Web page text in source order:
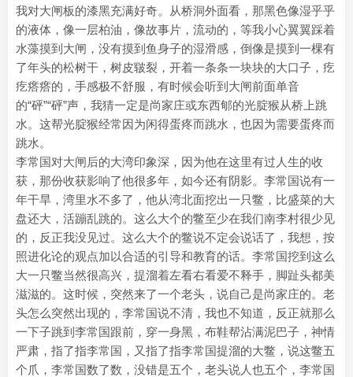
我对大闸板的漆黑充满好奇。从桥洞外面看，那黑色像湿乎乎
的液体，像一层柏油，像故事片，流动的，等我小心翼翼踩着
水藻摸到大闸，没有摸到鱼身子的湿滑感，倒像是摸到一棵有
了年头的松树干，树皮皲裂，开着一条条一块块的大口子，疙
疙瘩瘩的，手感极不舒服，有时候会听到大闸前面单音
的“砰”“砰”声，我猜一定是尚家庄或东西郇的光腚猴从桥上跳
水。这帮光腚猴经常因为闲得蛋疼而跳水，也因为需要蛋疼而
跳水。
李常国对大闸后的大湾印象深，因为他在这里有过人生的收
获，那份收获影响了他很多年，如今还有阴影。李常国说有一
年干旱，湾里水不多了，他从湾北面挖出一只鳖，比盛菜的大
盘还大，活蹦乱跳的。这么大个的鳖至少在我们南李村很少见
的，反正我没见过。这么大个的鳖说不定会说话了，我想，按
照进化论的观点加以合适的引导和教育的话。李常国挖到这么
大一只鳖当然很高兴，提溜着左看右看爱不释手，脚趾头都美
滋滋的。这时候，突然来了一个老头，说自己是尚家庄的。老
头怎么突然出现的，李常国说不清，我也不知道，反正就那么
一下子跳到李常国跟前，穿一身黑，布鞋帮沾满泥巴子，神情
严肃，指了指李常国，又指了指李常国提溜的大鳖，说这鳖五
个爪，李常国数了数，没错是五个，老头说人也五个，李常国